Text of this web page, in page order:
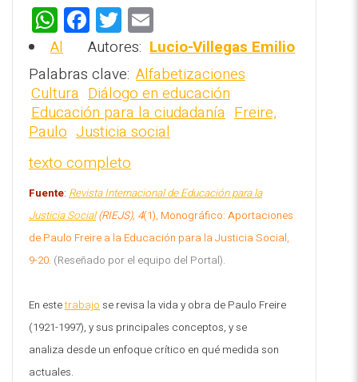
REPOSITORIO EN LÍNEA DE
CONTENIDOS ACADÉMICOS SOBRE
EDUCACIÓN Y FORMACIÓN DEL
PROFESORADO
W
h
at
s
A
p
p
F
a
ce
b
o
o
k
T
wi
tt
er
m
ai
l
Autores: Lucio-Villegas Emilio
Palabras clave: Alfabetizaciones
Cultura Diálogo en educación
Educación para la ciudadanía Freire,
Paulo Justicia social
Al
texto completo
Fuente: Revista Internacional de Educación para la
Justicia Social(RIEJS), 4(1), Monográfico: Aportaciones
de Paulo Freire a la Educación para la Justicia Social,
9-20. (Reseñado por el equipo del Portal).
En estetrabajo se revisa la vida y obra de Paulo Freire
(1921-1997), y sus principales conceptos, y se
analiza desde un enfoque crítico en qué medida son
actuales.